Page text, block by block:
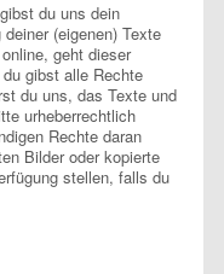
du uns dein
(eigenen) Texte
geht dieser
gibst alle Rechte
du uns, das Texte und
urheberrechtlich
Rechte daran
Bilder oder kopierte
stellen, falls du